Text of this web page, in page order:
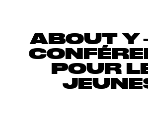
ABOUT Y
POUR